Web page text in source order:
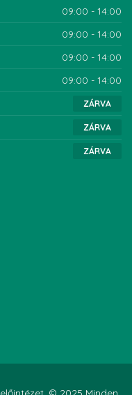
09:00 - 14:00
09:00 - 14:00
09:00 - 14:00
09:00 - 14:00
ZÁRVA
ZÁRVA
ZÁRVA